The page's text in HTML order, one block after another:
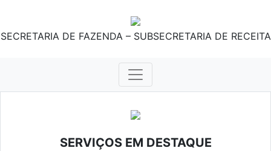
SECRETARIA DE FAZENDA – SUBSECRETARIA DE RECEITA
SERVIÇOS EM DESTAQUE